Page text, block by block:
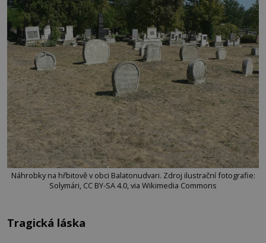
Náhrobky na hřbitově v obci Balatonudvari. Zdroj ilustrační fotografie:
Solymári, CC BY-SA 4.0, via Wikimedia Commons
Tragická láska